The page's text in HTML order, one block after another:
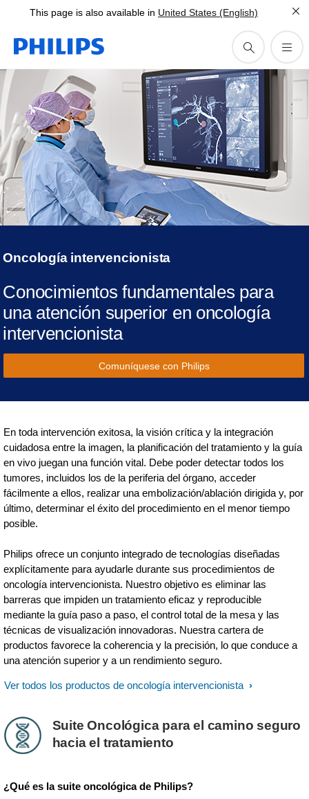
This page is also available in United States (English)
Oncología intervencionista
Conocimientos fundamentales para
una atención superior en oncología
intervencionista
Comuníquese con Philips
En toda intervención exitosa, la visión crítica y la integración
cuidadosa entre la imagen, la planificación del tratamiento y la guía
en vivo juegan una función vital. Debe poder detectar todos los
tumores, incluidos los de la periferia del órgano, acceder
fácilmente a ellos, realizar una embolización/ablación dirigida y, por
último, determinar el éxito del procedimiento en el menor tiempo
posible.
Philips ofrece un conjunto integrado de tecnologías diseñadas
explícitamente para ayudarle durante sus procedimientos de
oncología intervencionista. Nuestro objetivo es eliminar las
barreras que impiden un tratamiento eficaz y reproducible
mediante la guía paso a paso, el control total de la mesa y las
técnicas de visualización innovadoras. Nuestra cartera de
productos favorece la coherencia y la precisión, lo que conduce a
una atención superior y a un rendimiento seguro.
Ver todos los productos de oncología intervencionista
Suite Oncológica para el camino seguro
hacia el tratamiento
¿Qué es la suite oncológica de Philips?